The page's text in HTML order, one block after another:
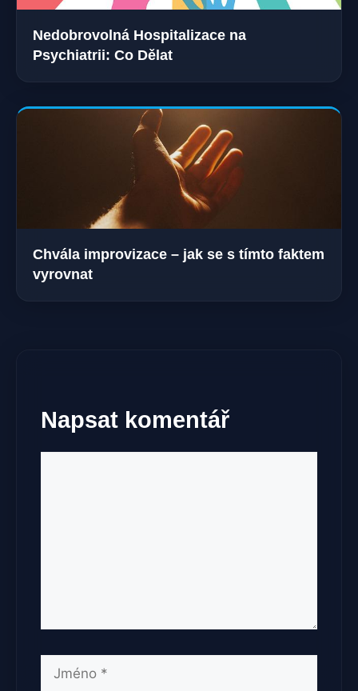
Nedobrovolná Hospitalizace na
Psychiatrii: Co Dělat
Chvála improvizace – jak se s tímto faktem
vyrovnat
Napsat komentář
Jméno